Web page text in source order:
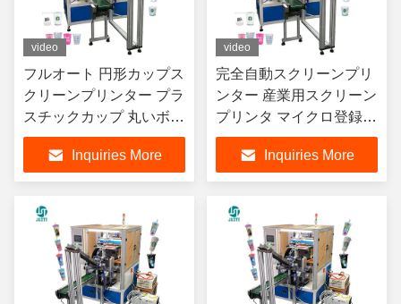
video
フルオート 円形カップス
クリーンプリンター プラ
スチックカップ 丸いボト
ル ジェル ポーランドの
ボトル シルクステーショ
ンスクリーン印刷機
Inquiries More
video
完全自動スクリーンプリ
ンター 産業用スクリーン
プリンタ マイクロ登録調
整回転システム 価格
Inquiries More